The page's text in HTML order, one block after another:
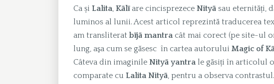
Ca și Lalita, Kālīare cincisprezece Nityā sau eternități,
luminos al lunii. Acest articol reprezintă traducerea
am transliteratbījā mantra cât mai corect (pe site-ul
lung, aşa cum se găsesc în cartea autorului Magic of
Câteva din imaginile Nityā yantra le găsiți în articolul
comparate cu Lalita Nityā, pentru a observa